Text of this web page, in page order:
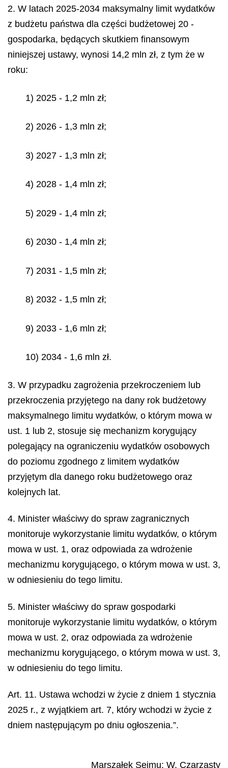
2. W latach 2025-2034 maksymalny limit wydatków
z budżetu państwa dla części budżetowej 20 -
gospodarka, będących skutkiem finansowym
niniejszej ustawy, wynosi 14,2 mln zł, z tym że w
roku:
1) 2025 - 1,2 mln zł;
2) 2026 - 1,3 mln zł;
3) 2027 - 1,3 mln zł;
4) 2028 - 1,4 mln zł;
5) 2029 - 1,4 mln zł;
6) 2030 - 1,4 mln zł;
7) 2031 - 1,5 mln zł;
8) 2032 - 1,5 mln zł;
9) 2033 - 1,6 mln zł;
10) 2034 - 1,6 mln zł.
3. W przypadku zagrożenia przekroczeniem lub
przekroczenia przyjętego na dany rok budżetowy
maksymalnego limitu wydatków, o którym mowa w
ust. 1 lub 2, stosuje się mechanizm korygujący
polegający na ograniczeniu wydatków osobowych
do poziomu zgodnego z limitem wydatków
przyjętym dla danego roku budżetowego oraz
kolejnych lat.
4. Minister właściwy do spraw zagranicznych
monitoruje wykorzystanie limitu wydatków, o którym
mowa w ust. 1, oraz odpowiada za wdrożenie
mechanizmu korygującego, o którym mowa w ust. 3,
w odniesieniu do tego limitu.
5. Minister właściwy do spraw gospodarki
monitoruje wykorzystanie limitu wydatków, o którym
mowa w ust. 2, oraz odpowiada za wdrożenie
mechanizmu korygującego, o którym mowa w ust. 3,
w odniesieniu do tego limitu.
Art. 11. Ustawa wchodzi w życie z dniem 1 stycznia
2025 r., z wyjątkiem art. 7, który wchodzi w życie z
dniem następującym po dniu ogłoszenia.”.
Marszałek Sejmu: W. Czarzasty